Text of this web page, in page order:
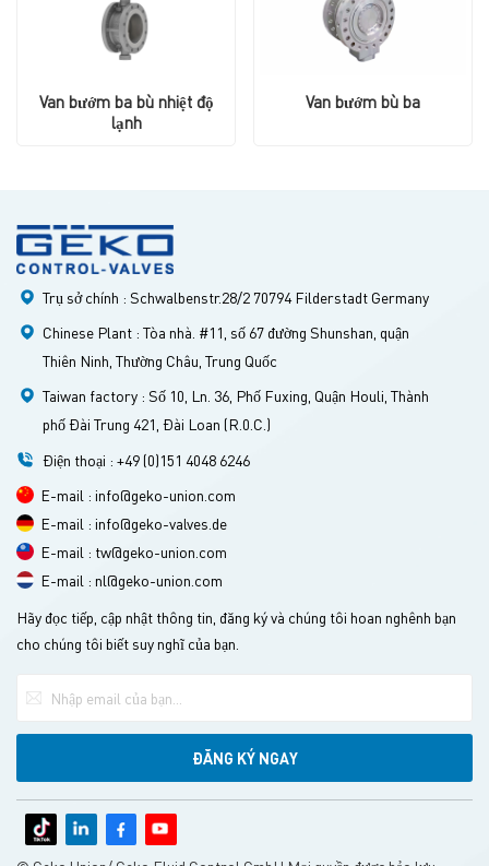
Van bướm ba bù nhiệt độ
lạnh
Van bướm bù ba
Trụ sở chính : Schwalbenstr.28/2 70794 Filderstadt Germany
Chinese Plant : Tòa nhà. #11, số 67 đường Shunshan, quận
Thiên Ninh, Thường Châu, Trung Quốc
Taiwan factory : Số 10, Ln. 36, Phố Fuxing, Quận Houli, Thành
phố Đài Trung 421, Đài Loan (R.0.C.)
Điện thoại : +49 (0)151 4048 6246
E-mail : info@geko-union.com
E-mail : info@geko-valves.de
E-mail : tw@geko-union.com
E-mail : nl@geko-union.com
Hãy đọc tiếp, cập nhật thông tin, đăng ký và chúng tôi hoan nghênh bạn
cho chúng tôi biết suy nghĩ của bạn.